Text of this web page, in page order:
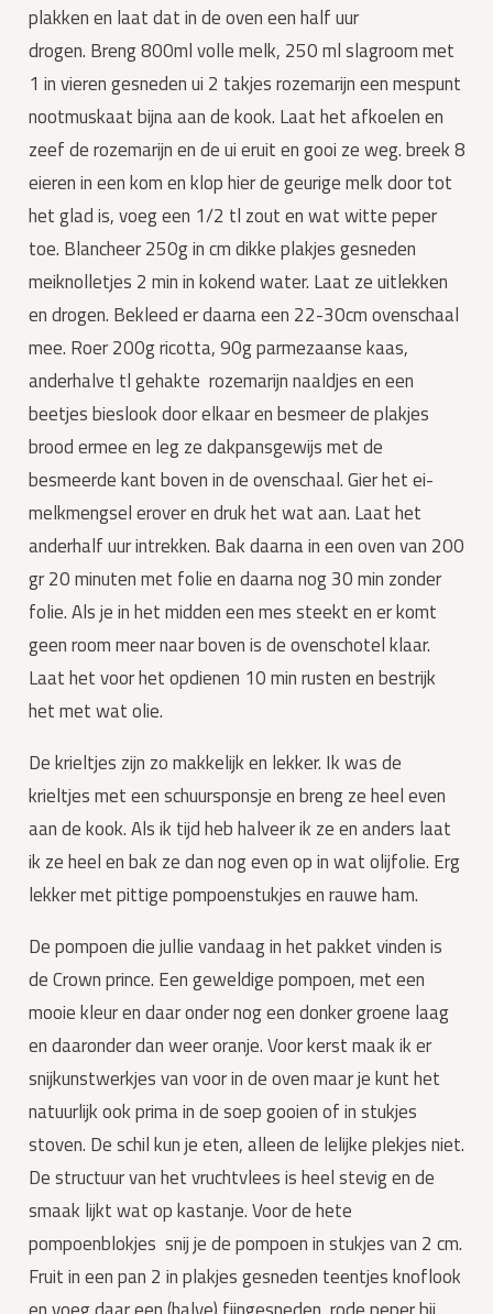
plakken en laat dat in de oven een half uur
drogen. Breng 800ml volle melk, 250 ml slagroom met
1 in vieren gesneden ui 2 takjes rozemarijn een mespunt
nootmuskaat bijna aan de kook. Laat het afkoelen en
zeef de rozemarijn en de ui eruit en gooi ze weg. breek 8
eieren in een kom en klop hier de geurige melk door tot
het glad is, voeg een 1/2 tl zout en wat witte peper
toe. Blancheer 250g in cm dikke plakjes gesneden
meiknolletjes 2 min in kokend water. Laat ze uitlekken
en drogen. Bekleed er daarna een 22-30cm ovenschaal
mee. Roer 200g ricotta, 90g parmezaanse kaas,
anderhalve tl gehakte rozemarijn naaldjes en een
beetjes bieslook door elkaar en besmeer de plakjes
brood ermee en leg ze dakpansgewijs met de
besmeerde kant boven in de ovenschaal. Gier het ei-
melkmengsel erover en druk het wat aan. Laat het
anderhalf uur intrekken. Bak daarna in een oven van 200
gr 20 minuten met folie en daarna nog 30 min zonder
folie. Als je in het midden een mes steekt en er komt
geen room meer naar boven is de ovenschotel klaar.
Laat het voor het opdienen 10 min rusten en bestrijk
het met wat olie.
De krieltjes zijn zo makkelijk en lekker. Ik was de
krieltjes met een schuursponsje en breng ze heel even
aan de kook. Als ik tijd heb halveer ik ze en anders laat
ik ze heel en bak ze dan nog even op in wat olijfolie. Erg
lekker met pittige pompoenstukjes en rauwe ham.
De pompoen die jullie vandaag in het pakket vinden is
de Crown prince. Een geweldige pompoen, met een
mooie kleur en daar onder nog een donker groene laag
en daaronder dan weer oranje. Voor kerst maak ik er
snijkunstwerkjes van voor in de oven maar je kunt het
natuurlijk ook prima in de soep gooien of in stukjes
stoven. De schil kun je eten, alleen de lelijke plekjes niet.
De structuur van het vruchtvlees is heel stevig en de
smaak lijkt wat op kastanje. Voor de hete
pompoenblokjes snij je de pompoen in stukjes van 2 cm.
Fruit in een pan 2 in plakjes gesneden teentjes knoflook